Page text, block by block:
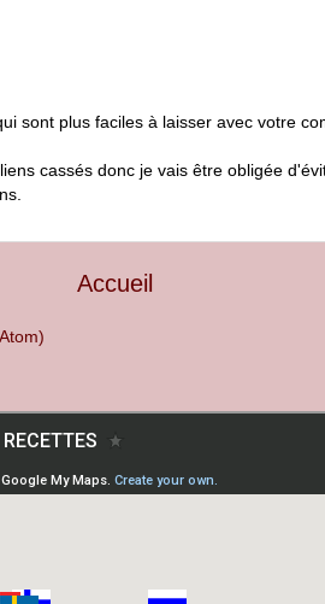
sont plus faciles à laisser avec votre
cassés donc je vais être obligée
Accueil